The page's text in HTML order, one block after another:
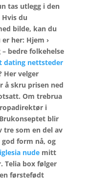
tas utlegg i den
du
bilde, kan du
her: Hjem ›
bedre folkehelse
dating nettsteder
Her velger
å skru prisen ned
Om trebrua
i
blir
tre som en del av
form nå, og
nudemitt
Telia box følger
førstefødt